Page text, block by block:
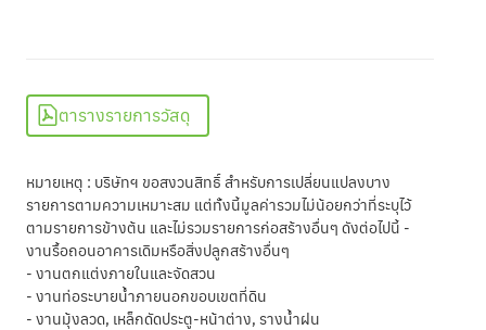
ตารางรายการวัสดุ
หมายเหตุ : บริษัทฯ ขอสงวนสิทธิ์ สำหรับการเปลี่ยนแปลงบาง
รายการตามความเหมาะสม แต่ทั้งนี้มูลค่ารวมไม่น้อยกว่าที่ระบุไว้
ตามรายการข้างต้น และไม่รวมรายการก่อสร้างอื่นๆ ดังต่อไปนี้ -
งานรื้อถอนอาคารเดิมหรือสิ่งปลูกสร้างอื่นๆ
- งานตกแต่งภายในและจัดสวน
- งานท่อระบายน้ำภายนอกขอบเขตที่ดิน
- งานมุ้งลวด, เหล็กดัดประตู-หน้าต่าง, รางน้ำฝน